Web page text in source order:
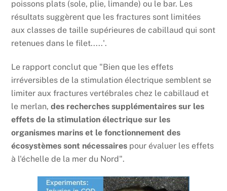
poissons plats (sole, plie, limande) ou le bar. Les
résultats suggèrent que les fractures sont limitées
aux classes de taille supérieures de cabillaud qui sont
retenues dans le filet.....'.
Le rapport conclut que "Bien que les effets
irréversibles de la stimulation électrique semblent se
limiter aux fractures vertébrales chez le cabillaud et
le merlan,des recherches supplémentaires sur les
effets de la stimulation électrique sur les
organismes marins et le fonctionnement des
écosystèmes sont nécessaires pour évaluer les effets
à l'échelle de la mer du Nord".